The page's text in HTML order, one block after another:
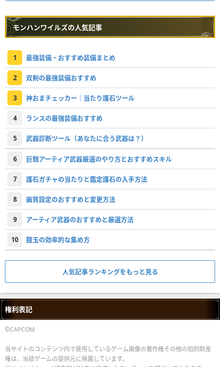
モンハンワイルズの人気記事
1 最強装備・おすすめ装備まとめ
2 双剣の最強装備おすすめ
3 神おまチェッカー｜当たり護石ツール
4 ランスの最強装備おすすめ
5 武器診断ツール（あなたに合う武器は？）
6 巨戟アーティア武器厳選のやり方とおすすめスキル
7 護石ガチャの当たりと鑑定護石の入手方法
8 画質設定のおすすめと変更方法
9 アーティア武器のおすすめと厳選方法
10 鎧玉の効率的な集め方
人気記事ランキングをもっと見る
権利表記
©CAPCOM
当サイトのコンテンツ内で使用しているゲーム画像の著作権その他の知的財産
権は、当該ゲームの提供元に帰属しています。